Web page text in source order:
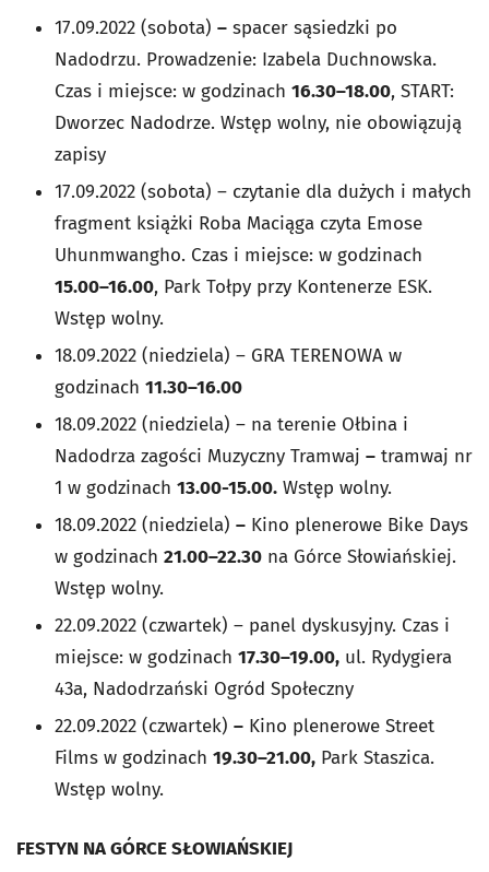
17.09.2022 (sobota) – spacer sąsiedzki po
Nadodrzu. Prowadzenie: Izabela Duchnowska.
Czas i miejsce: w godzinach 16.30–18.00, START:
Dworzec Nadodrze. Wstęp wolny, nie obowiązują
zapisy
17.09.2022 (sobota) – czytanie dla dużych i małych
fragment książki Roba Maciąga czyta Emose
Uhunmwangho. Czas i miejsce: w godzinach
15.00–16.00, Park Tołpy przy Kontenerze ESK.
Wstęp wolny.
18.09.2022 (niedziela) – GRA TERENOWA w
godzinach 11.30–16.00
18.09.2022 (niedziela) – na terenie Ołbina i
Nadodrza zagości Muzyczny Tramwaj – tramwaj nr
1 w godzinach 13.00-15.00. Wstęp wolny.
18.09.2022 (niedziela) – Kino plenerowe Bike Days
w godzinach 21.00–22.30 na Górce Słowiańskiej.
Wstęp wolny.
22.09.2022 (czwartek) – panel dyskusyjny. Czas i
miejsce: w godzinach 17.30–19.00, ul. Rydygiera
43a, Nadodrzański Ogród Społeczny
22.09.2022 (czwartek) – Kino plenerowe Street
Films w godzinach 19.30–21.00, Park Staszica.
Wstęp wolny.
FESTYN NA GÓRCE SŁOWIAŃSKIEJ